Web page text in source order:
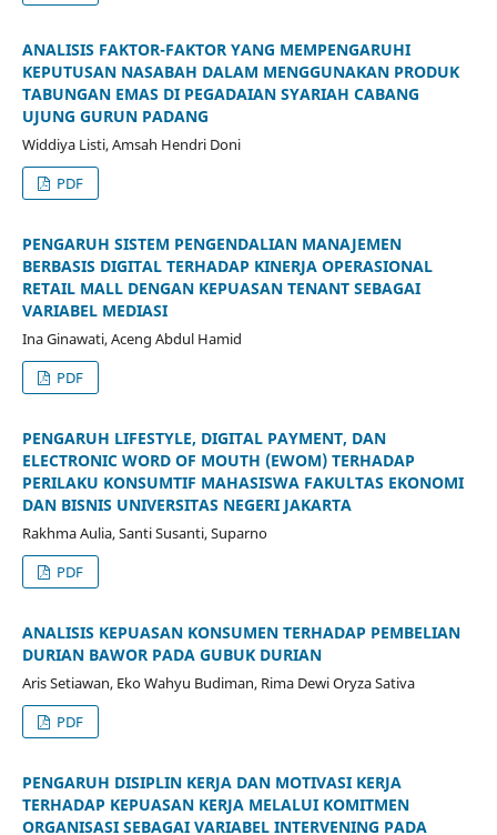
ANALISIS FAKTOR-FAKTOR YANG MEMPENGARUHI
KEPUTUSAN NASABAH DALAM MENGGUNAKAN PRODUK
TABUNGAN EMAS DI PEGADAIAN SYARIAH CABANG
UJUNG GURUN PADANG
Widdiya Listi, Amsah Hendri Doni
PDF
PENGARUH SISTEM PENGENDALIAN MANAJEMEN
BERBASIS DIGITAL TERHADAP KINERJA OPERASIONAL
RETAIL MALL DENGAN KEPUASAN TENANT SEBAGAI
VARIABEL MEDIASI
Ina Ginawati, Aceng Abdul Hamid
PDF
PENGARUH LIFESTYLE, DIGITAL PAYMENT, DAN
ELECTRONIC WORD OF MOUTH (EWOM) TERHADAP
PERILAKU KONSUMTIF MAHASISWA FAKULTAS EKONOMI
DAN BISNIS UNIVERSITAS NEGERI JAKARTA
Rakhma Aulia, Santi Susanti, Suparno
PDF
ANALISIS KEPUASAN KONSUMEN TERHADAP PEMBELIAN
DURIAN BAWOR PADA GUBUK DURIAN
Aris Setiawan, Eko Wahyu Budiman, Rima Dewi Oryza Sativa
PDF
PENGARUH DISIPLIN KERJA DAN MOTIVASI KERJA
TERHADAP KEPUASAN KERJA MELALUI KOMITMEN
ORGANISASI SEBAGAI VARIABEL INTERVENING PADA